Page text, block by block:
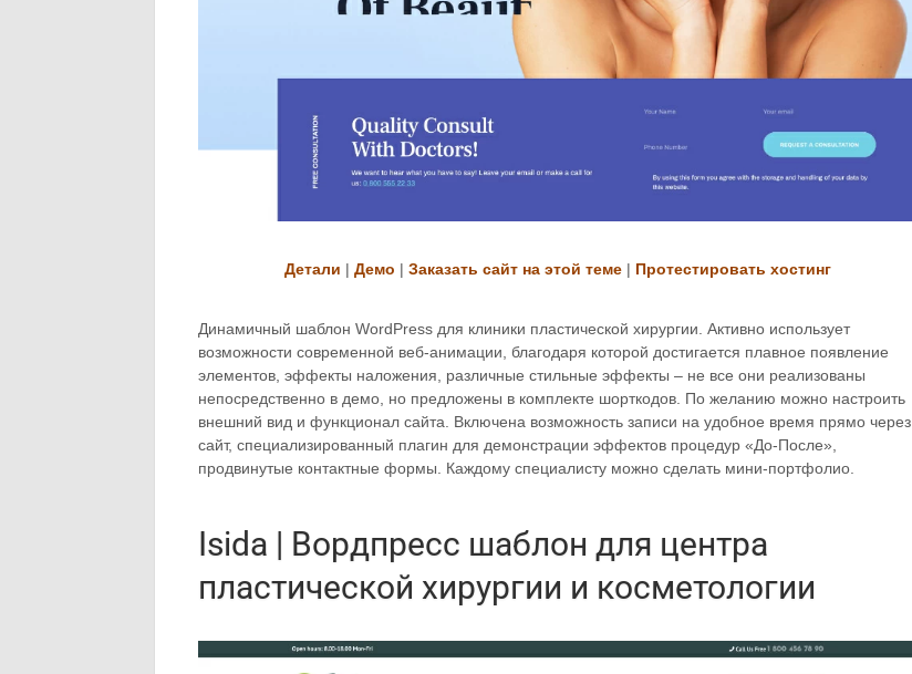
Детали | Демо | Заказать сайт на этой теме | Протестировать хостинг
Динамичный шаблон WordPress для клиники пластической хирургии. Активно использует
возможности современной веб-анимации, благодаря которой достигается плавное появление
элементов, эффекты наложения, различные стильные эффекты – не все они реализованы
непосредственно в демо, но предложены в комплекте шорткодов. По желанию можно настроить
внешний вид и функционал сайта. Включена возможность записи на удобное время прямо через
сайт, специализированный плагин для демонстрации эффектов процедур «До-После»,
продвинутые контактные формы. Каждому специалисту можно сделать мини-портфолио.
Isida | Вордпресс шаблон для центра
пластической хирургии и косметологии